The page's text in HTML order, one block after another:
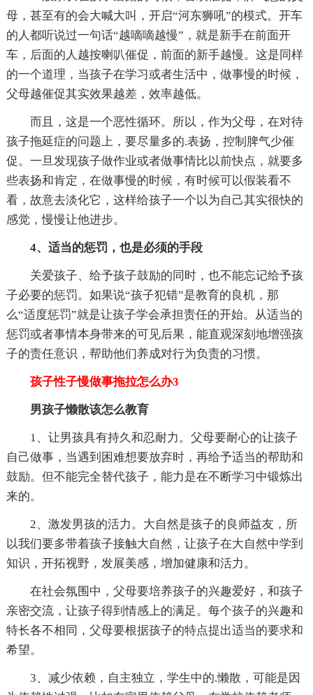
母，甚至有的会大喊大叫，开启“河东狮吼”的模式。开车
的人都听说过一句话“越嘀嘀越慢”，就是新手在前面开
车，后面的人越按喇叭催促，前面的新手越慢。这是同样
的一个道理，当孩子在学习或者生活中，做事慢的时候，
父母越催促其实效果越差，效率越低。
而且，这是一个恶性循环。所以，作为父母，在对待
孩子拖延症的问题上，要尽量多的.表扬，控制脾气少催
促。一旦发现孩子做作业或者做事情比以前快点，就要多
些表扬和肯定，在做事慢的时候，有时候可以假装看不
看，故意去淡化它，这样给孩子一个以为自己其实很快的
感觉，慢慢让他进步。
4、适当的惩罚，也是必须的手段
关爱孩子、给予孩子鼓励的同时，也不能忘记给予孩
子必要的惩罚。如果说“孩子犯错”是教育的良机，那
么“适度惩罚”就是让孩子学会承担责任的开始。从适当的
惩罚或者事情本身带来的可见后果，能直观深刻地增强孩
子的责任意识，帮助他们养成对行为负责的习惯。
孩子性子慢做事拖拉怎么办3
男孩子懒散该怎么教育
1、让男孩具有持久和忍耐力。父母要耐心的让孩子
自己做事，当遇到困难想要放弃时，再给予适当的帮助和
鼓励。但不能完全替代孩子，能力是在不断学习中锻炼出
来的。
2、激发男孩的活力。大自然是孩子的良师益友，所
以我们要多带着孩子接触大自然，让孩子在大自然中学到
知识，开拓视野，发展美感，增加健康和活力。
在社会氛围中，父母要培养孩子的兴趣爱好，和孩子
亲密交流，让孩子得到情感上的满足。每个孩子的兴趣和
特长各不相同，父母要根据孩子的特点提出适当的要求和
希望。
3、减少依赖，自主独立，学生中的.懒散，可能是因